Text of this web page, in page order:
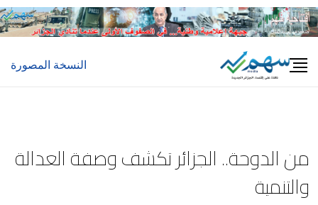
Skip
to
النسخة المصورة
من الدوحة.. الجزائر تكشف وصفة العدالة
والتنمية